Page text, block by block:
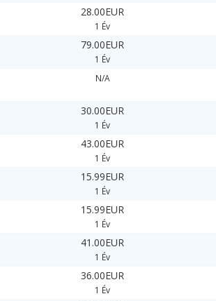
28.00EUR
1 Év
79.00EUR
1 Év
N/A
30.00EUR
1 Év
43.00EUR
1 Év
15.99EUR
1 Év
15.99EUR
1 Év
41.00EUR
1 Év
36.00EUR
1 Év